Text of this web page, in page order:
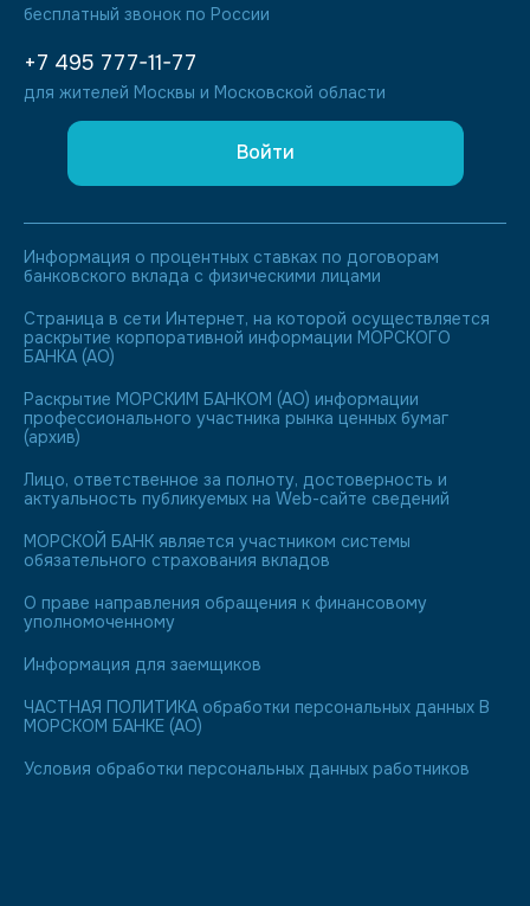
бесплатный звонок по России
+7 495 777-11-77
для жителей Москвы и Московской области
Войти
Информация о процентных ставках по договорам
банковского вклада с физическими лицами
Страница в сети Интернет, на которой осуществляется
раскрытие корпоративной информации МОРСКОГО
БАНКА (АО)
Раскрытие МОРСКИМ БАНКОМ (АО) информации
профессионального участника рынка ценных бумаг
(архив)
Лицо, ответственное за полноту, достоверность и
актуальность публикуемых на Web-сайте сведений
МОРСКОЙ БАНК является участником системы
обязательного страхования вкладов
О праве направления обращения к финансовому
уполномоченному
Информация для заемщиков
ЧАСТНАЯ ПОЛИТИКА обработки персональных данных В
МОРСКОМ БАНКЕ (АО)
Условия обработки персональных данных работников